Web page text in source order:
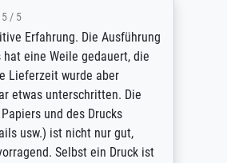
5 / 5
Erfahrung. Die Ausführung
eine Weile gedauert, die
Lieferzeit wurde aber
etwas unterschritten. Die
und des Drucks
usw.) ist nicht nur gut,
Selbst ein Druck ist